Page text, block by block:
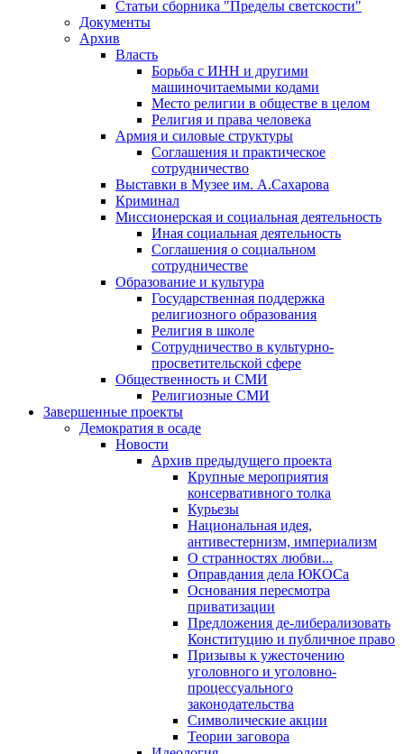
Статьи сборника "Пределы светскости"
Документы
Архив
Власть
Борьба с ИНН и другими
машиночитаемыми кодами
Место религии в обществе в целом
Религия и права человека
Армия и силовые структуры
Соглашения и практическое
сотрудничество
Выставки в Музее им. А.Сахарова
Криминал
Миссионерская и социальная деятельность
Иная социальная деятельность
Соглашения о социальном
сотрудничестве
Образование и культура
Государственная поддержка
религиозного образования
Религия в школе
Сотрудничество в культурно-
просветительской сфере
Общественность и СМИ
Религиозные СМИ
Завершенные проекты
Демократия в осаде
Новости
Архив предыдущего проекта
Крупные мероприятия
консервативного толка
Курьезы
Национальная идея,
антивестернизм, империализм
О странностях любви...
Оправдания дела ЮКОСа
Основания пересмотра
приватизации
Предложения де-либерализовать
Конституцию и публичное право
Призывы к ужесточению
уголовного и уголовно-
процессуального
законодательства
Символические акции
Теории заговора